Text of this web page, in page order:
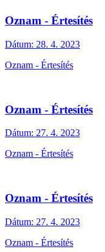
Oznam - Értesítés
Dátum: 28. 4. 2023
Oznam - Értesítés
Oznam - Értesítés
Dátum: 27. 4. 2023
Oznam - Értesítés
Oznam - Értesítés
Dátum: 27. 4. 2023
Oznam - Értesítés